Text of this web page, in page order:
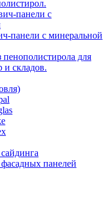
панели с
панели с минеральной
для
и складов.
панелей